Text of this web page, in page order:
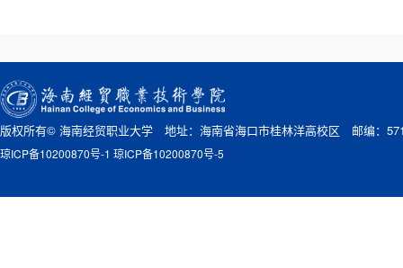
版权所有© 海南经贸职业大学 地址：海南省海口市桂林洋高校区 邮编：
琼ICP备10200870号-1 琼ICP备10200870号-5